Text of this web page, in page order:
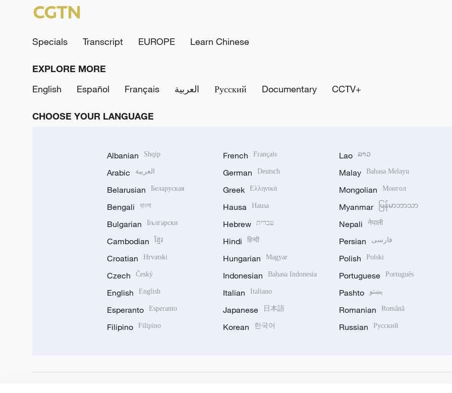
Specials Transcript EUROPE Learn Chinese
EXPLORE MORE
English
Español Français العربية Русский Documentary CCTV+
CHOOSE YOUR LANGUAGE
Albanian Shqip
Arabic العربية
Belarusian Беларуская
Bengali বাংলা
Bulgarian Български
Cambodian ខ្មែរ
Croatian Hrvatski
Czech Český
English English
Esperanto Esperanto
Filipino Filipino
French Français
German Deutsch
Greek Ελληνικά
Hausa Hausa
Hebrew עברית
Hindi हिन्दी
Hungarian Magyar
Indonesian Bahasa Indonesia
Italian Italiano
Japanese 日本語
Korean 한국어
Lao ລາວ
Malay Bahasa Melayu
Mongolian Монгол
Myanmar မြန်မာဘာသာ
Nepali नेपाली
Persian فارسی
Polish Polski
Portuguese Português
Pashto پښتو
Romanian Română
Russian Русский